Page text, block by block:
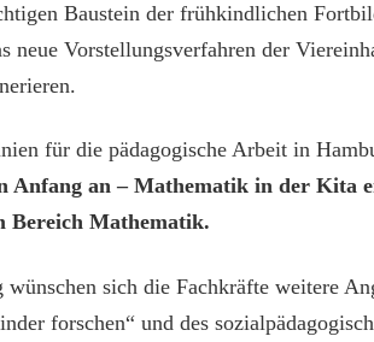
Baustein der frühkindlichen
neue Vorstellungsverfahren der
für die pädagogische Arbeit in
Anfang an – Mathematik in der Kita
Bereich Mathematik.
sich die Fachkräfte weitere
forschen“ und des